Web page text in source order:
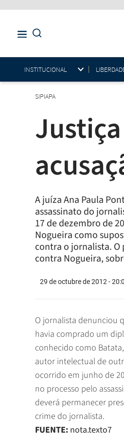
INSTITUCIONAL
SIPIAPA
A juíza Ana Paula
assassinato do
17 de dezembro de
Nogueira como
contra o jornalista. O
contra Nogueira,
29 de octubre de 2012 -
O jornalista denunciou
havia comprado um
conhecido como
autor intelectual de
ocorrido em junho de
no processo pelo
deverá permanecer
crime do jornalista.
FUENTE: nota.texto7